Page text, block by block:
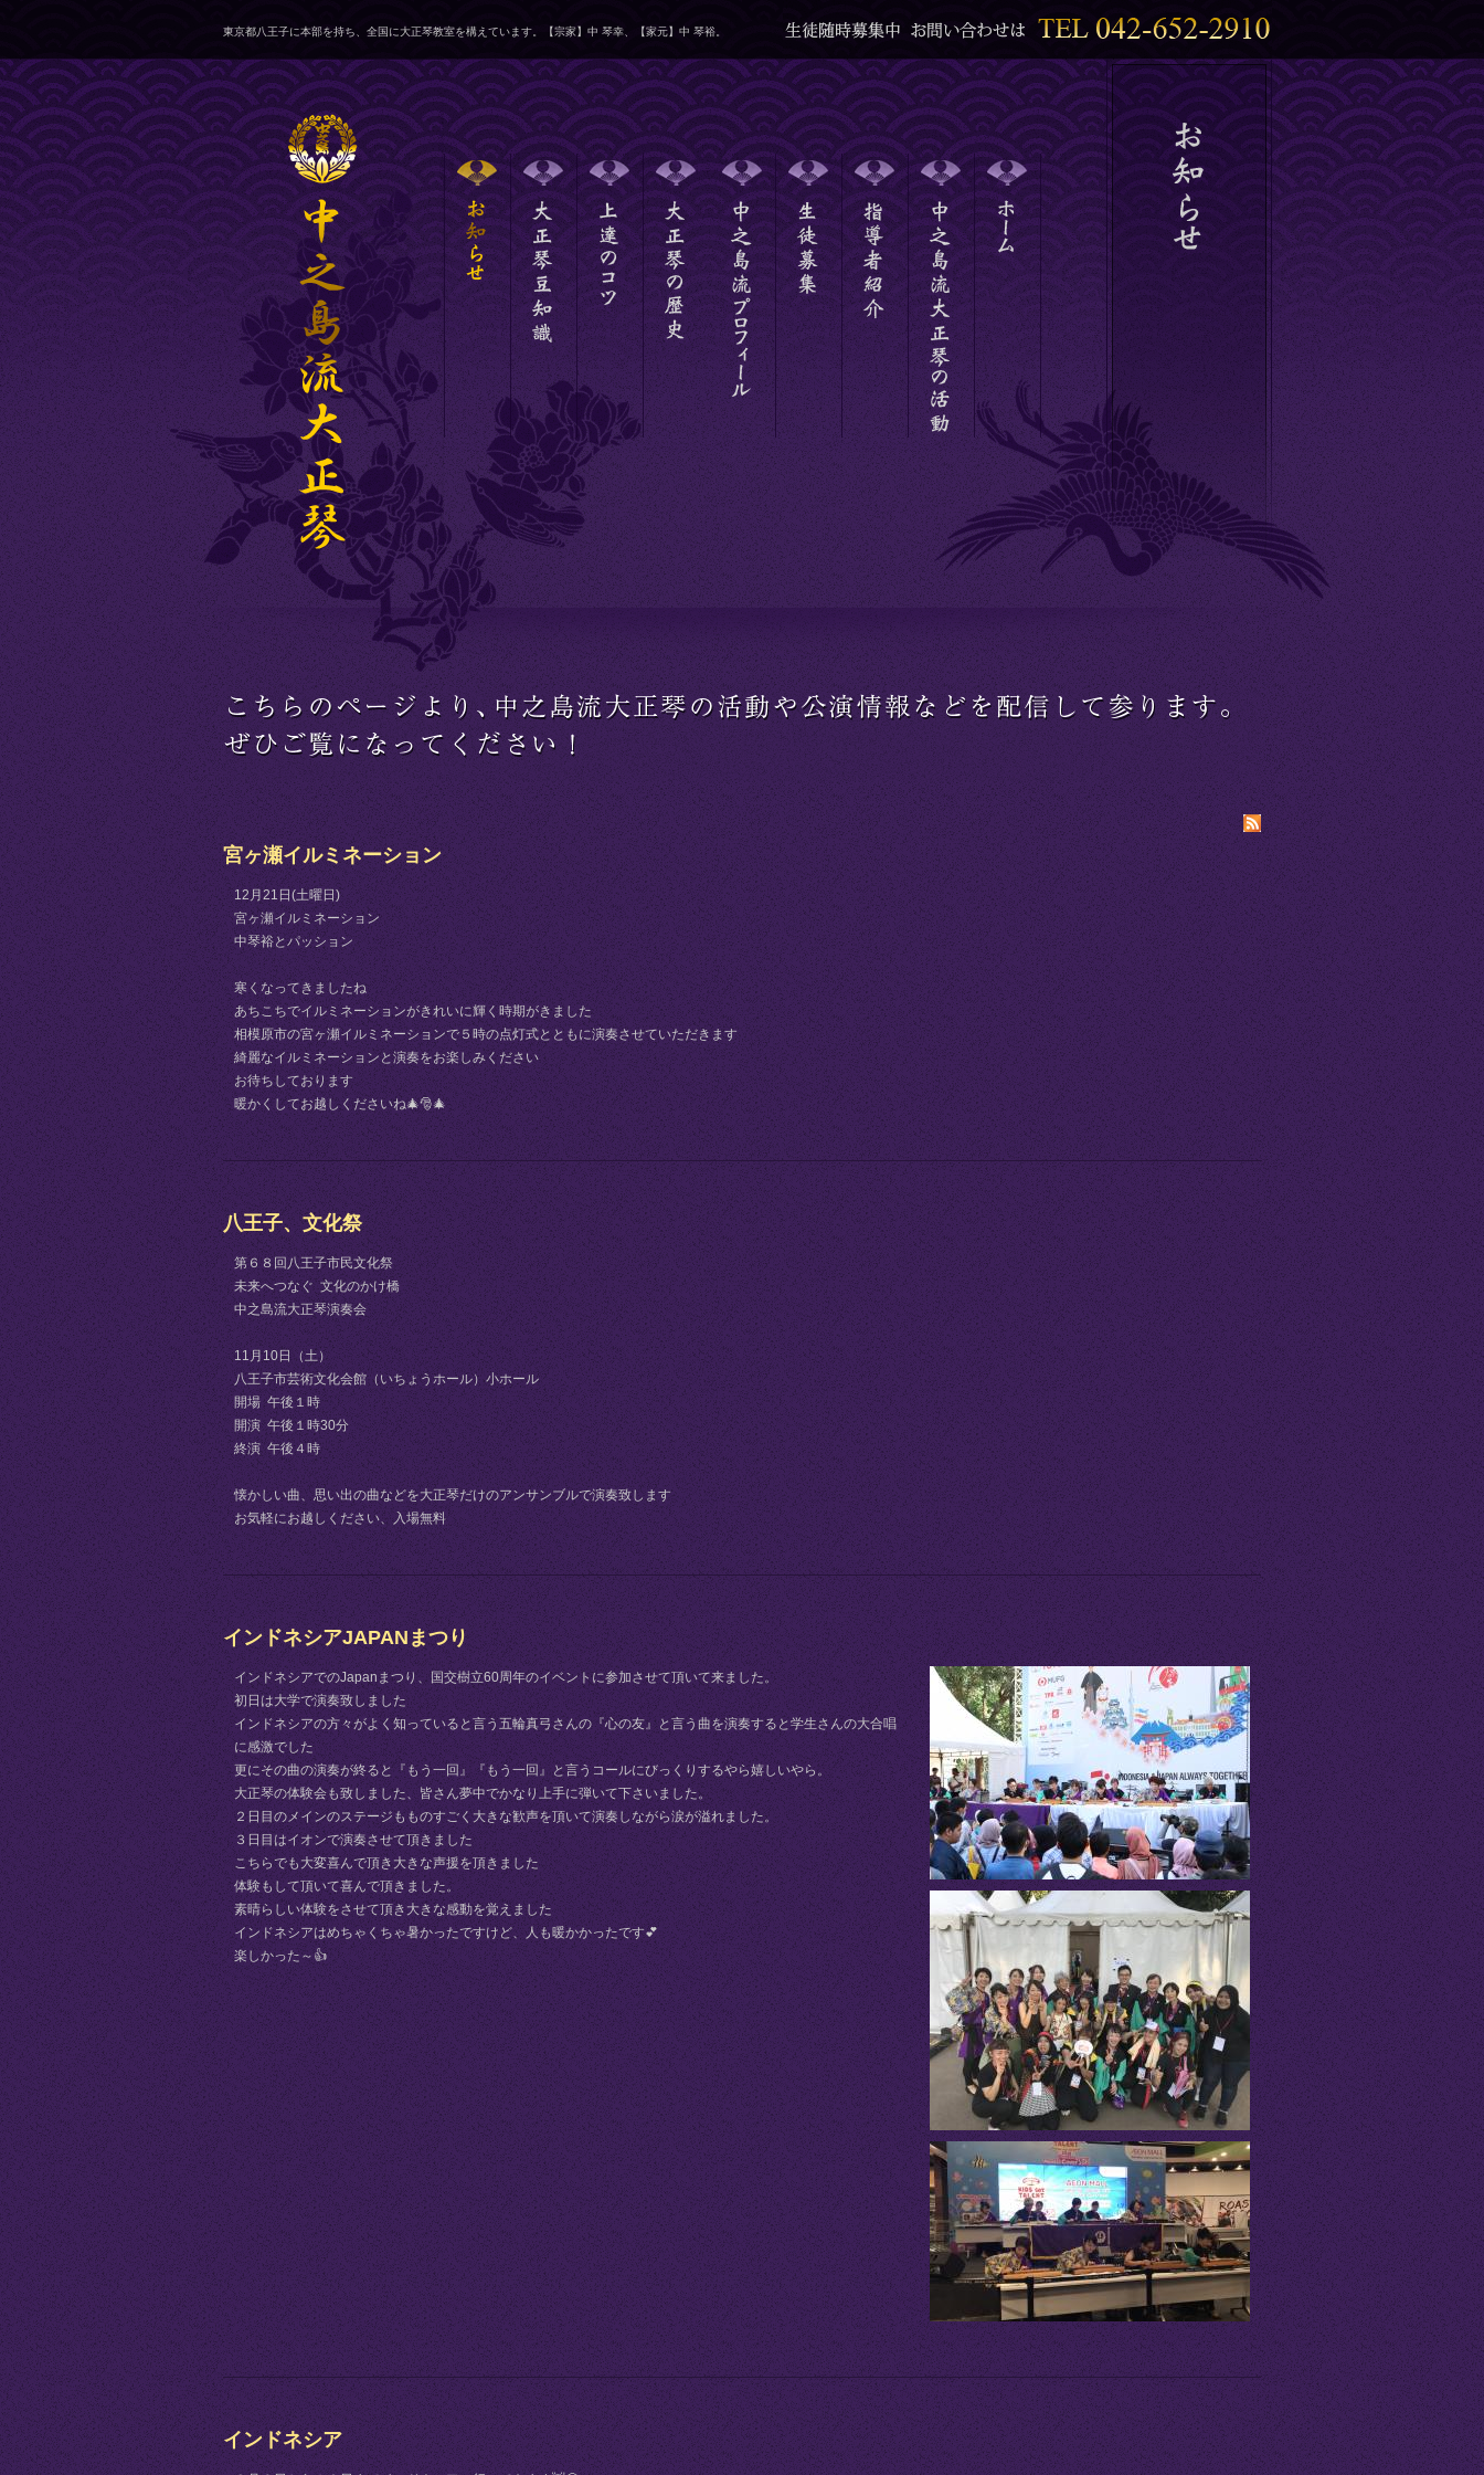
東京都八王子に本部を持ち、全国に大正琴教室を構えています。【宗家】中 琴幸、【家元】中 琴裕。
宮ヶ瀬イルミネーション
12月21日(土曜日)
宮ヶ瀬イルミネーション
中琴裕とパッション
寒くなってきましたね
あちこちでイルミネーションがきれいに輝く時期がきました
相模原市の宮ヶ瀬イルミネーションで５時の点灯式とともに演奏させていただきます
綺麗なイルミネーションと演奏をお楽しみください
お待ちしております
暖かくしてお越しくださいね🎄🎅🎄
八王子、文化祭
第６８回八王子市民文化祭
未来へつなぐ 文化のかけ橋
中之島流大正琴演奏会
11月10日（土）
八王子市芸術文化会館（いちょうホール）小ホール
開場 午後１時
開演 午後１時30分
終演 午後４時
懐かしい曲、思い出の曲などを大正琴だけのアンサンブルで演奏致します
お気軽にお越しください、入場無料
インドネシアJAPANまつり
インドネシアでのJapanまつり、国交樹立60周年のイベントに参加させて頂いて来ました。
初日は大学で演奏致しました
インドネシアの方々がよく知っていると言う五輪真弓さんの『心の友』と言う曲を演奏すると学生さんの大合唱
に感激でした
更にその曲の演奏が終ると『もう一回』『もう一回』と言うコールにびっくりするやら嬉しいやら。
大正琴の体験会も致しました、皆さん夢中でかなり上手に弾いて下さいました。
２日目のメインのステージもものすごく大きな歓声を頂いて演奏しながら涙が溢れました。
３日目はイオンで演奏させて頂きました
こちらでも大変喜んで頂き大きな声援を頂きました
体験もして頂いて喜んで頂きました。
素晴らしい体験をさせて頂き大きな感動を覚えました
インドネシアはめちゃくちゃ暑かったですけど、人も暖かかったです💕
楽しかった～👍
インドネシア